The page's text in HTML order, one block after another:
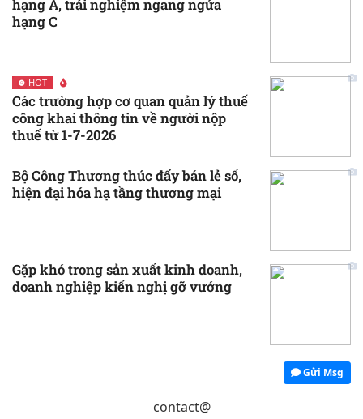
hạng A, trải nghiệm ngang ngửa
hạng C
HOT
Các trường hợp cơ quan quản lý thuế
công khai thông tin về người nộp
thuế từ 1-7-2026
Bộ Công Thương thúc đẩy bán lẻ số,
hiện đại hóa hạ tầng thương mại
Gặp khó trong sản xuất kinh doanh,
doanh nghiệp kiến nghị gỡ vướng
Gửi Msg
contact@